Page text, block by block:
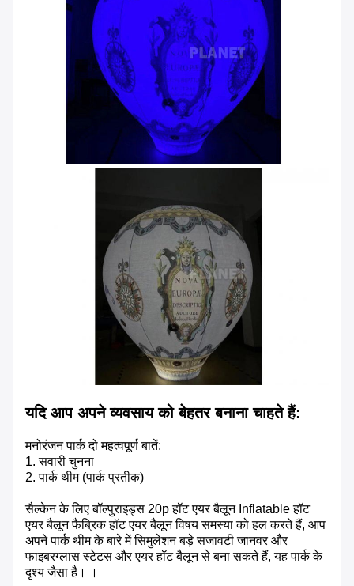
यदि आप अपने व्यवसाय को बेहतर बनाना चाहते हैं:
मनोरंजन पार्क दो महत्वपूर्ण बातें:
1. सवारी चुनना
2. पार्क थीम (पार्क प्रतीक)
सैल्केन के लिए बॉल्पुराइड्स 20p हॉट एयर बैलून Inflatable हॉट
एयर बैलून फैब्रिक हॉट एयर बैलून विषय समस्या को हल करते हैं, आप
अपने पार्क थीम के बारे में सिमुलेशन बड़े सजावटी जानवर और
फाइबरग्लास स्टेटस और एयर हॉट बैलून से बना सकते हैं, यह पार्क के
दृश्य जैसा है। ।